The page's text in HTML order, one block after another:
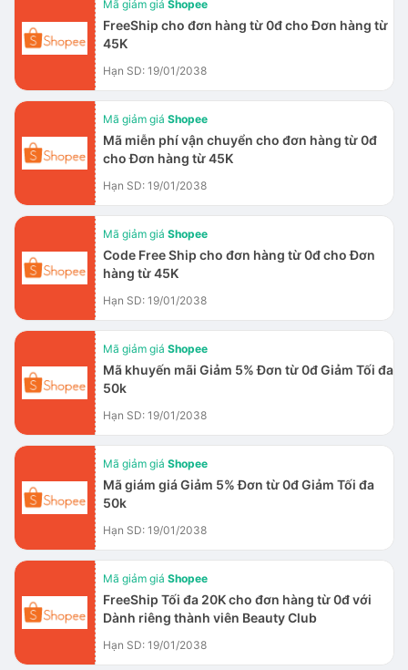
Mã giảm giá Shopee
FreeShip cho đơn hàng từ 0đ cho Đơn hàng từ
45K
Hạn SD: 19/01/2038
Mã giảm giá Shopee
Mã miễn phí vận chuyển cho đơn hàng từ 0đ
cho Đơn hàng từ 45K
Hạn SD: 19/01/2038
Mã giảm giá Shopee
Code Free Ship cho đơn hàng từ 0đ cho Đơn
hàng từ 45K
Hạn SD: 19/01/2038
Mã giảm giá Shopee
Mã khuyến mãi Giảm 5% Đơn từ 0đ Giảm Tối đa
50k
Hạn SD: 19/01/2038
Mã giảm giá Shopee
Mã giám giá Giảm 5% Đơn từ 0đ Giảm Tối đa
50k
Hạn SD: 19/01/2038
Mã giảm giá Shopee
FreeShip Tối đa 20K cho đơn hàng từ 0đ với
Dành riêng thành viên Beauty Club
Hạn SD: 19/01/2038